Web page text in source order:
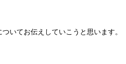
いてお伝えしていこうと思います。